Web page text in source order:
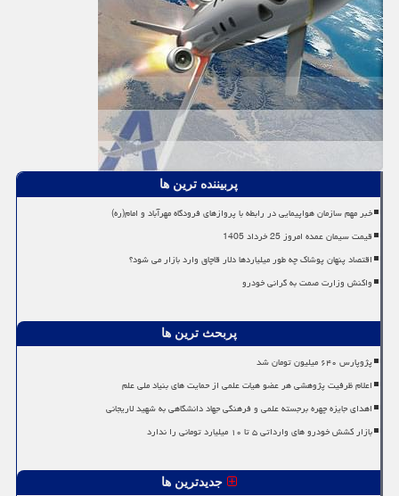
پربیننده ترین ها
خبر مهم سازمان هواپیمایی در رابطه با پروازهای فرودگاه مهرآباد و امام(ره)
قیمت سیمان عمده امروز 25 خرداد 1405
اقتصاد پنهان پوشاک چه طور میلیاردها دلار قاچاق وارد بازار می شود؟
واکنش وزارت صمت به گرانی خودرو
پربحث ترین ها
پژوپارس ۶۴۰ میلیون تومان شد
اعلام ظرفیت پژوهشی هر عضو هیات علمی از حمایت های بنیاد ملی علم
اهدای جایزه چهره برجسته علمی و فرهنگی جهاد دانشگاهی به شهید لاریجانی
بازار کشش خودرو های وارداتی ۵ تا ۱۰ میلیارد تومانی را ندارد
جدیدترین ها